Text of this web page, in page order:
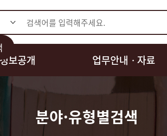
정보공개 업무안내ㆍ자료
분야·유형별검색